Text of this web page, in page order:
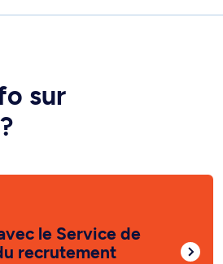
sur
le Service de
recrutement